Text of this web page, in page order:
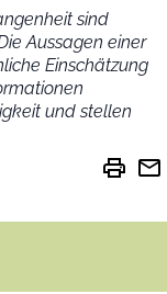
sind
Aussagen einer
Einschätzung
und stellen
print mail